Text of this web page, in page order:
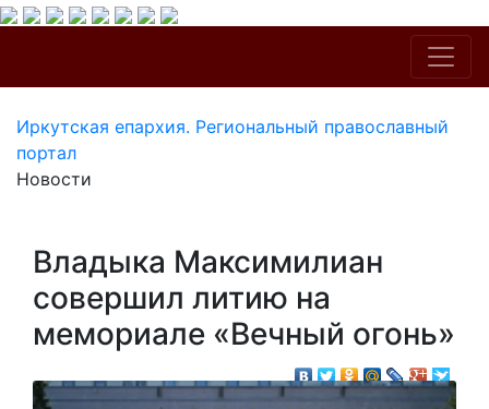
Иркутская епархия. Региональный православный
портал
Новости
Владыка Максимилиан
совершил литию на
мемориале «Вечный огонь»